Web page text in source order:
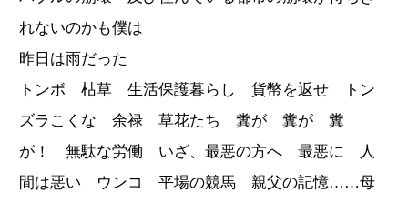
れないのかも僕は
昨日は雨だった
トンボ 枯草 生活保護暮らし 貨幣を返せ トン
ズラこくな 余禄 草花たち 糞が 糞が 糞
が！ 無駄な労働 いざ、最悪の方へ 最悪に 人
間は悪い ウンコ 平場の競馬 親父の記憶……母